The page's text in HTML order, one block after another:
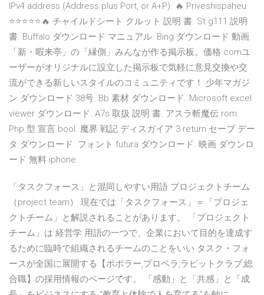
IPv4 address (Address plus Port, or A+P). 🔥 Priveshispaheu
⭐⭐⭐⭐⭐🔥 チャイルドシート クルット 説明 書. St g111 説明
書. Buffalo ダウンロード マニュアル. Bing ダウンロード 動画.
「新・暇来亭」の「縁側」みんなが作る掲示板。価格.comユ
ーザーがオリジナルに設立した掲示板で気軽に意見交換や交
流ができる新しいスタイルのコミュニティです！ 少年マガジ
ン ダウンロード 38号. Bb 素材 ダウンロード. Microsoft excel
viewer ダウンロード. Α7s 取扱 説明 書. アスラ斬魔伝 rom.
Php 型 宣言 bool. 魔界 戦記 ディスガイア 3 return セーブ デー
タ ダウンロード. フォント futura ダウンロード. 映画 ダウンロ
ード 無料 iphone.
「タスクフォース」と混同しやすい用語 プロジェクトチーム
（project team） 現在では「タスクフォース」＝「プロジェ
クトチーム」と解説されることがあります。 「プロジェクト
チーム」は 経営学 用語の一つで、企業において目的を達成す
るために臨時で組織されるチームのことをいい タスク・フォ
ースが全国に展開する【ポポラー,プロペラ,ラビットクラブ,総
合職】の採用情報のページです。 「感動」と「共感」と「成